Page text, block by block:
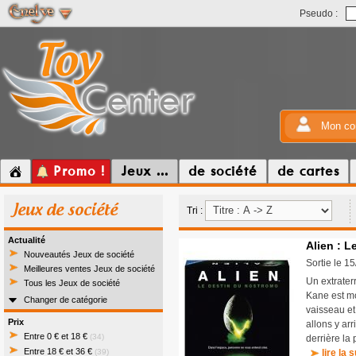
Pseudo :
Mon
Promo ! Jeux ... de société de cartes
Jeux de société
Actualité
Nouveautés Jeux de société
Meilleures ventes Jeux de société
Tous les Jeux de société
Changer de catégorie
Prix
Entre 0 € et 18 € (34)
Entre 18 € et 36 € (39)
Tri :
Alien :
Sortie le
Un
Kane est
vaisseau
allons y
derrière la
lire la